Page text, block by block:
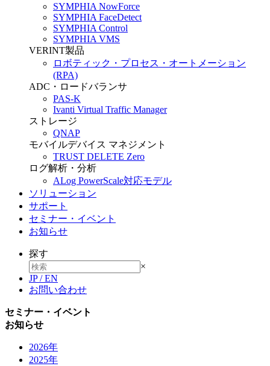
SYMPHIA NowForce
SYMPHIA FaceDetect
SYMPHIA Control
SYMPHIA VMS
VERINT製品
ロボティック・プロセス・オートメーション
(RPA)
ADC・ロードバランサ
PAS-K
Ivanti Virtual Traffic Manager
ストレージ
QNAP
モバイルデバイス マネジメント
TRUST DELETE Zero
ログ解析・分析
ALog PowerScale対応モデル
ソリューション
サポート
セミナー・イベント
お知らせ
探す
×
JP/EN
お問い合わせ
セミナー・イベント
お知らせ
2026年
2025年